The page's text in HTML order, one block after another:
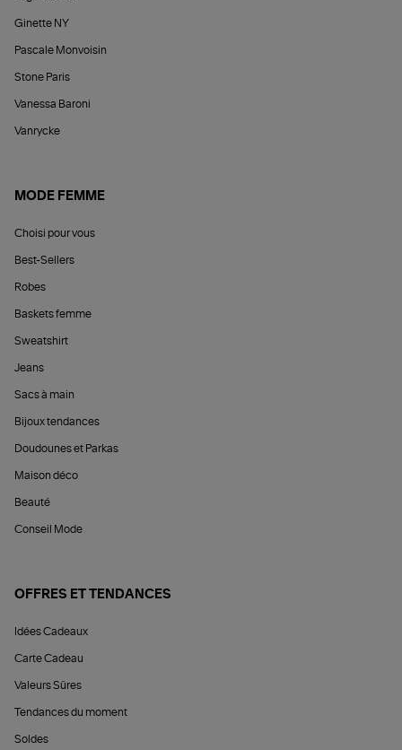
Ginette NY
Pascale Monvoisin
Stone Paris
Vanessa Baroni
Vanrycke
MODE FEMME
Choisi pour vous
Best-Sellers
Robes
Baskets femme
Sweatshirt
Jeans
Sacs à main
Bijoux tendances
Doudounes et Parkas
Maison déco
Beauté
Conseil Mode
OFFRES ET TENDANCES
Idées Cadeaux
Carte Cadeau
Valeurs Sûres
Tendances du moment
Soldes